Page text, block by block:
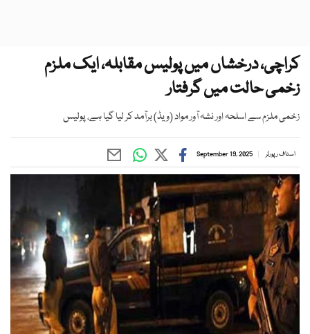
کراچی، درخشاں میں پولیس مقابلہ، ایک ملزم
زخمی حالت میں گرفتار
زخمی ملزم سے اسلحہ اور نشہ آور مواد (ویڈ) برآمد کر لیا گیا ہے، پولیس
اسٹاف رپورٹر September 19, 2025